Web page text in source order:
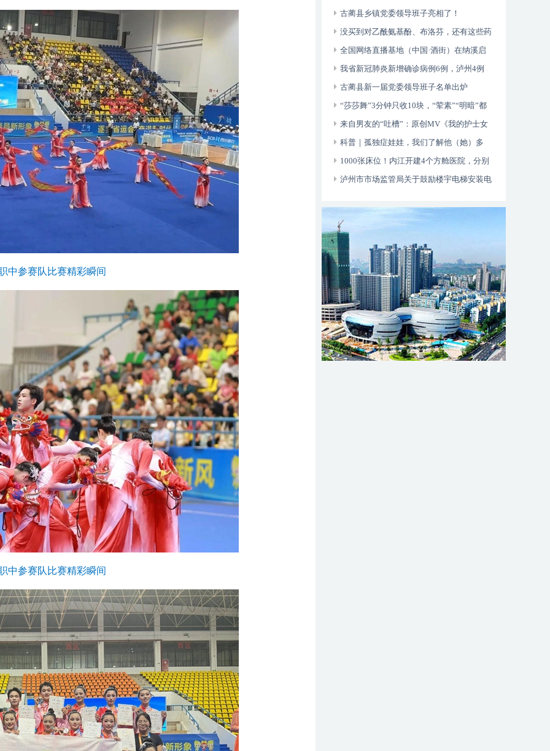
中参赛队比赛精彩瞬间
中参赛队比赛精彩瞬间
古蔺县乡镇党委领导班子亮相了！
没买到对乙酰氨基酚、布洛芬，还有这些药
可以临时替代
全国网络直播基地（中国·酒街）在纳溪启
动运行
我省新冠肺炎新增确诊病例6例，泸州4例
古蔺县新一届党委领导班子名单出炉
“莎莎舞”3分钟只收10块，“荤素”“明暗”都
有，还可以······
来自男友的“吐槽”：原创MV《我的护士女
友》今日上线！
科普｜孤独症娃娃，我们了解他（她）多
少？1000张床位！内江开建4个方舱医院，分别
位于——
泸州市市场监管局关于鼓励楼宇电梯安装电